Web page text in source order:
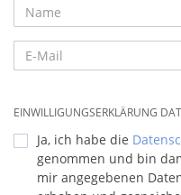
EINWILLIGUNGSERKLÄRUNG
Ja, ich habe die
genommen und bin
mir angegebenen